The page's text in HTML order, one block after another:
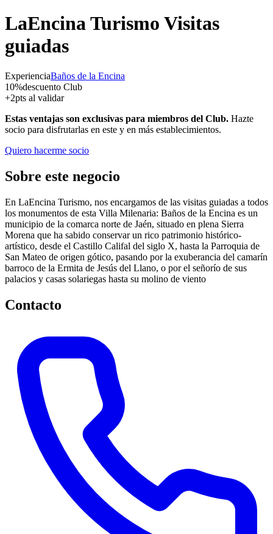
LaEncina Turismo Visitas
guiadas
ExperienciaBaños de la Encina
10%descuento Club
+2pts al validar
Estas ventajas son exclusivas para miembros del Club. Hazte
socio para disfrutarlas en este y en más establecimientos.
Quiero hacerme socio
Sobre este negocio
En LaEncina Turismo, nos encargamos de las visitas guiadas a todos
los monumentos de esta Villa Milenaria: Baños de la Encina es un
municipio de la comarca norte de Jaén, situado en plena Sierra
Morena que ha sabido conservar un rico patrimonio histórico-
artístico, desde el Castillo Califal del siglo X, hasta la Parroquia de
San Mateo de origen gótico, pasando por la exuberancia del camarín
barroco de la Ermita de Jesús del Llano, o por el señorío de sus
palacios y casas solariegas hasta su molino de viento
Contacto